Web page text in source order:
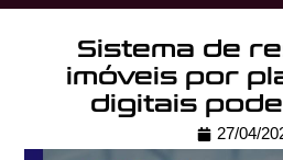
Sistema de
imóveis por
digitais
27/04/